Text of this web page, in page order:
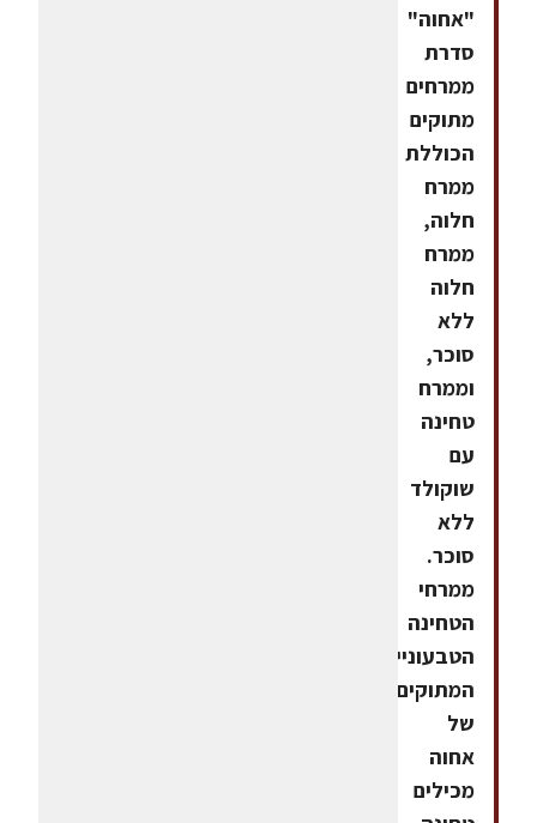
"אחוה"
סדרת
ממרחים
מתוקים
הכוללת
ממרח
חלוה,
ממרח
חלוה
ללא
סוכר,
וממרח
טחינה
עם
שוקולד
ללא
סוכר.
ממרחי
הטחינה
הטבעוניים
המתוקים
של
אחוה
מכילים